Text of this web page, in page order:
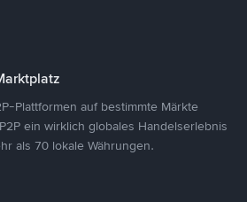
Plattformen auf bestimmte Märkte
ein wirklich globales Handelserlebnis
als 70 lokale Währungen.